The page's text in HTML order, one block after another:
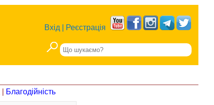
Вхід Реєстрація
Благодійність